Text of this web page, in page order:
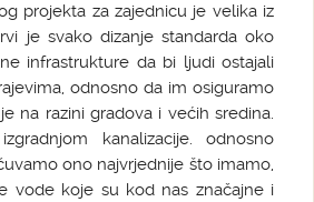
projekta za zajednicu je velika iz
je svako dizanje standarda oko
infrastrukture da bi ljudi ostajali
odnosno da im osiguramo
na razini gradova i većih sredina.
kanalizacije. odnosno
ono najvrjednije što imamo,
vode koje su kod nas značajne i